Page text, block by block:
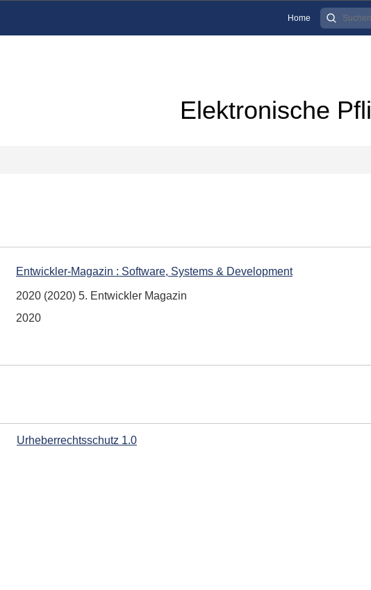
Home
Elektronische
Entwickler-Magazin : Software, Systems & Development
2020 (2020) 5. Entwickler Magazin
2020
Urheberrechtsschutz 1.0